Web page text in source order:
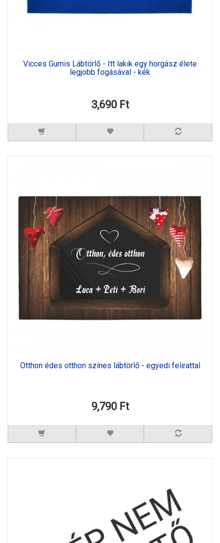
Vicces Gumis Lábtörlő - Itt lakik egy horgász élete
legjobb fogásával - kék
3,690 Ft
Otthon édes otthon színes lábtörlő - egyedi felirattal
9,790 Ft